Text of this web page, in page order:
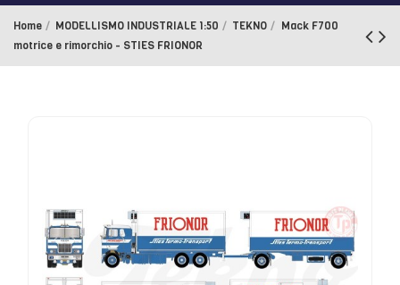
Home MODELLISMO INDUSTRIALE 1:50 TEKNO
Mack F700
motrice e rimorchio - STIES FRIONOR